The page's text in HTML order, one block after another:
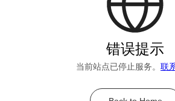
错误提示
当前站点已停止服务。 联